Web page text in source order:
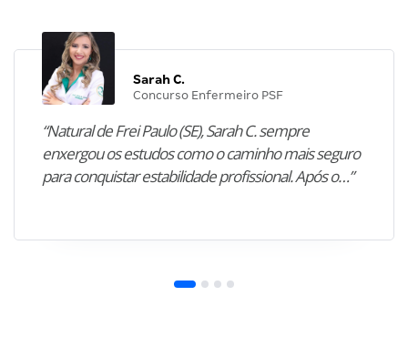
Sarah C.
Concurso Enfermeiro PSF
“Natural de Frei Paulo (SE), Sarah C. sempre
enxergou os estudos como o caminho mais seguro
para conquistar estabilidade profissional. Após o…”